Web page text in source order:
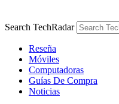
Search TechRadar
Reseña
Móviles
Computadoras
Guías De Compra
Noticias